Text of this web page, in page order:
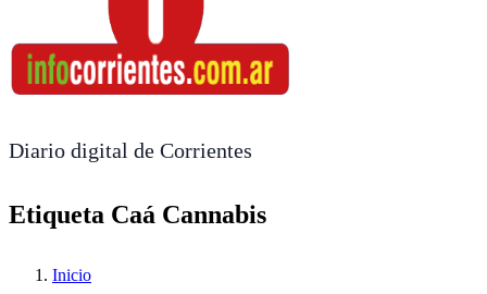
Diario digital de Corrientes
Etiqueta Caá Cannabis
Inicio